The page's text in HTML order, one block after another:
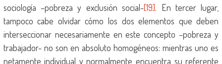
sociología –pobreza y exclusión social-[19]. En tercer lugar,
tampoco cabe olvidar cómo los dos elementos que deben
interseccionar necesariamente en este concepto –pobreza y
trabajador- no son en absoluto homogéneos: mientras uno es
netamente individual y normalmente encuentra su referente